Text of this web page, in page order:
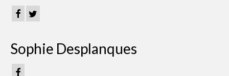
Sophie Desplanques